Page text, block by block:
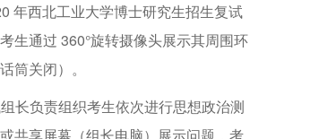
年西北工业大学博士研究生招生复试
生通过 360°旋转摄像头展示其周围环
筒关闭）。
长负责组织考生依次进行思想政治测